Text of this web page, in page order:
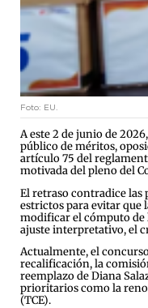
Foto: EU.
A este 2 de junio de
público de méritos,
artículo 75 del
motivada del pleno del
El retraso contradice las
estrictos para evitar que
modificar el cómputo de
ajuste interpretativo, el
Actualmente, el
recalificación, la
reemplazo de Diana
prioritarios como la
(TCE).